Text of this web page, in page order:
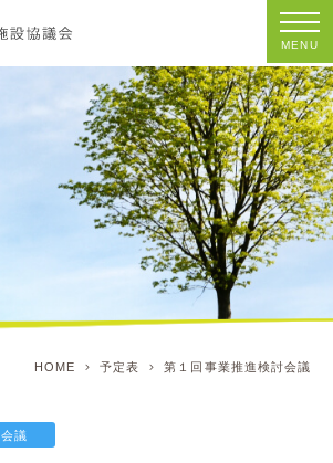
MENU
HOME 予定表 第１回事業推進検討会議
会議